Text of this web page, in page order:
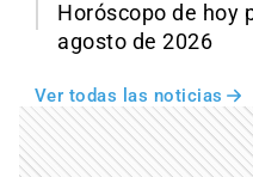
Horóscopo de hoy
agosto de 2026
Ver todas las noticias